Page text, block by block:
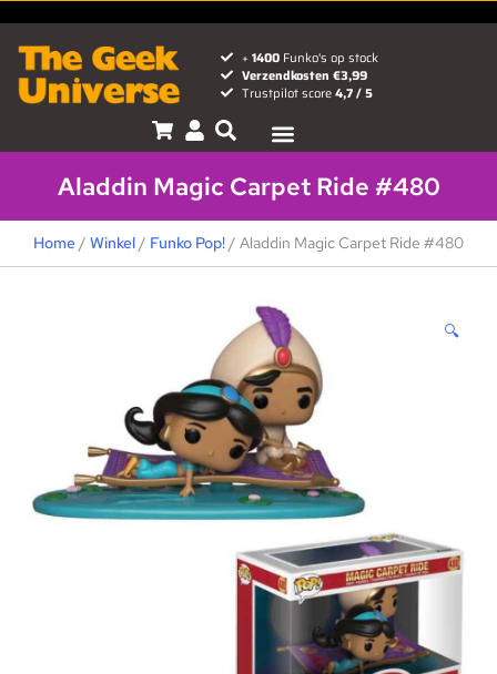
+1400Funko's op stock
Verzendkosten €3,99
Trustpilot score4,7 / 5
Aladdin Magic Carpet Ride #480
Home / Winkel / Funko Pop! / Aladdin Magic Carpet Ride #480
🔍